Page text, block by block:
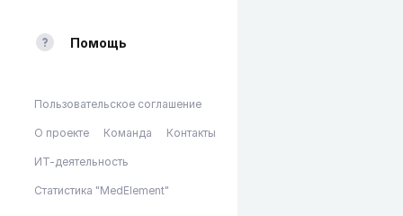
Помощь
Пользовательское соглашение
О проекте Команда Контакты
ИТ-деятельность
Статистика "MedElement"